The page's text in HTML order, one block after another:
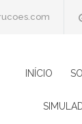
INÍCIO